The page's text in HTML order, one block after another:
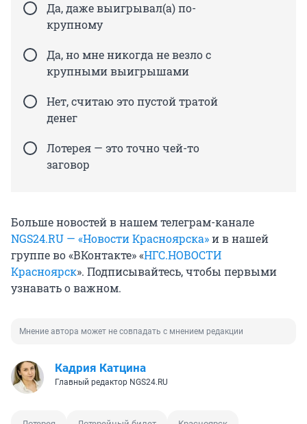
Да, даже выигрывал(а) по-
крупному
Да, но мне никогда не везло с
крупными выигрышами
Нет, считаю это пустой тратой
денег
Лотерея — это точно чей-то
заговор
Больше новостей в нашем телеграм-канале
NGS24.RU — «Новости Красноярска»и в нашей
группе во «ВКонтакте» «НГС.НОВОСТИ
Красноярск». Подписывайтесь, чтобы первыми
узнавать о важном.
Мнение автора может не совпадать с мнением редакции
Кадрия Катцина
Главный редактор NGS24.RU